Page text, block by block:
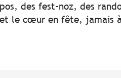
des fest-noz, des
le cœur en fête, jamais